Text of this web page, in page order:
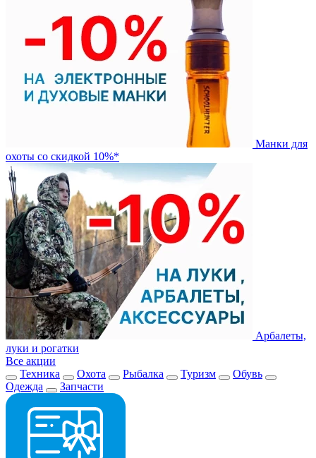
Манки для
охоты со скидкой 10%*
Арбалеты,
луки и рогатки
Все акции
Техника
Охота Рыбалка Туризм
Обувь
Одежда
Запчасти